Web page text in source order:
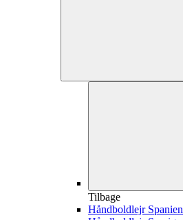
Tilbage
Håndboldlejr Spanien